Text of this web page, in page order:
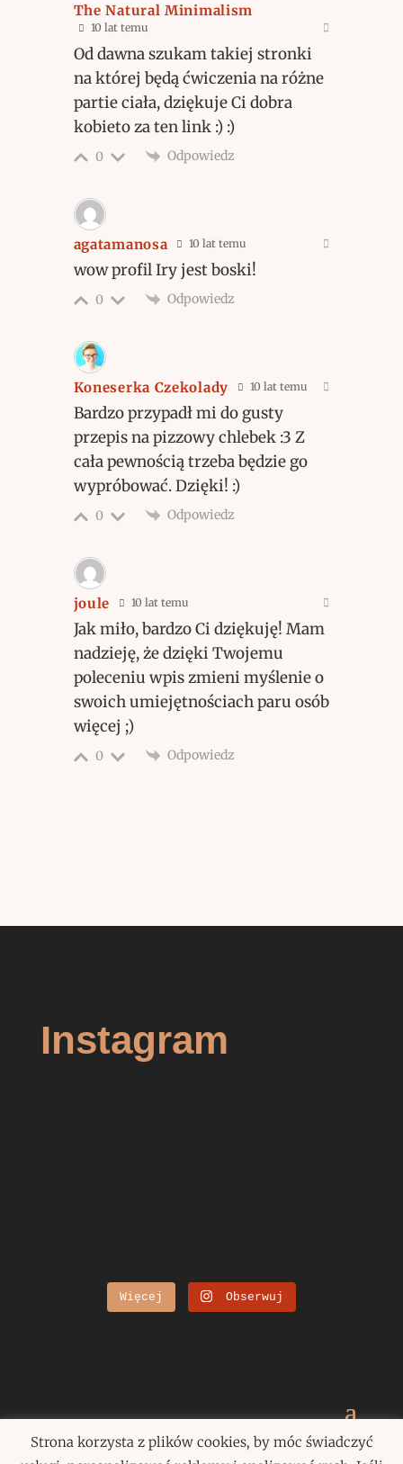
The Natural Minimalism
10 lat temu
Od dawna szukam takiej stronki
na której będą ćwiczenia na różne
partie ciała, dziękuje Ci dobra
kobieto za ten link :) :)
0 Odpowiedz
agatamanosa 10 lat temu
wow profil Iry jest boski!
0 Odpowiedz
Koneserka Czekolady 10 lat temu
Bardzo przypadł mi do gusty
przepis na pizzowy chlebek :3 Z
cała pewnością trzeba będzie go
wypróbować. Dzięki! :)
0 Odpowiedz
joule 10 lat temu
Jak miło, bardzo Ci dziękuję! Mam
nadzieję, że dzięki Twojemu
poleceniu wpis zmieni myślenie o
swoich umiejętnościach paru osób
więcej ;)
0 Odpowiedz
Instagram
Więcej Obserwuj
Strona korzysta z plików cookies, by móc świadczyć